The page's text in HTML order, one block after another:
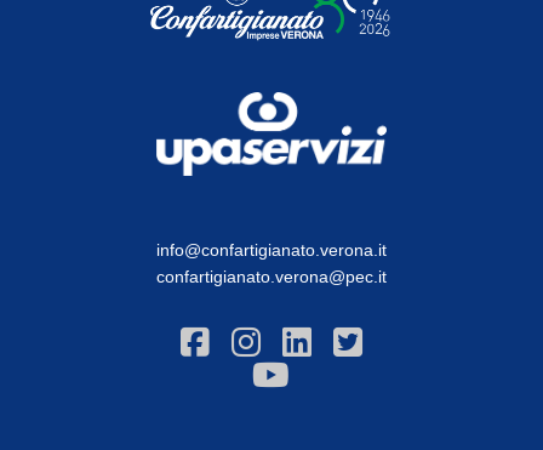
info@confartigianato.verona.it
confartigianato.verona@pec.it